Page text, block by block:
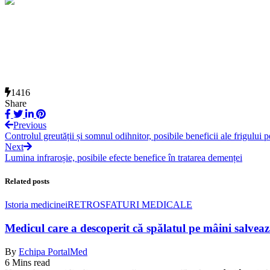
1416
Share
Previous
Controlul greutății și somnul odihnitor, posibile beneficii ale frigului
Next
Lumina infraroșie, posibile efecte benefice în tratarea demenței
Related posts
Istoria medicineiRETROSFATURI MEDICALE
Medicul care a descoperit că spălatul pe mâini
By Echipa PortalMed
6 Mins read